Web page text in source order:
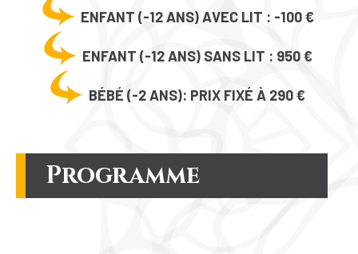
ENFANT (-12 ANS) AVEC LIT : -100 €
ENFANT (-12 ANS) SANS LIT : 950 €
BÉBÉ (-2 ANS): PRIX FIXÉ À 290 €
Programme